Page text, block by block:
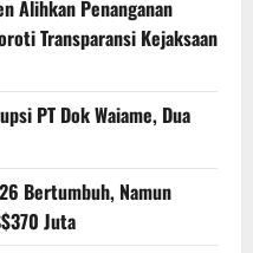
Alihkan Penanganan
Transparansi Kejaksaan
PT Dok Waiame, Dua
Bertumbuh, Namun
Juta